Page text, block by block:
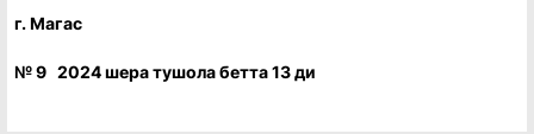
г. Магас
№ 9 2024 шера тушола бетта 13 ди